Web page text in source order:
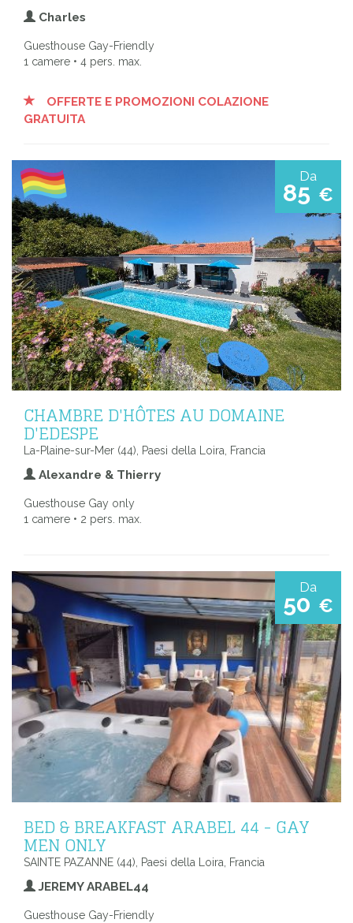
Charles
Guesthouse Gay-Friendly
1 camere • 4 pers. max.
OFFERTE E PROMOZIONI COLAZIONE
GRATUITA
Da
85 €
CHAMBRE D'HÔTES AU DOMAINE
D'EDESPE
La-Plaine-sur-Mer (44), Paesi della Loira, Francia
Alexandre & Thierry
Guesthouse Gay only
1 camere • 2 pers. max.
Da
50 €
BED & BREAKFAST ARABEL 44 - GAY
MEN ONLY
SAINTE PAZANNE (44), Paesi della Loira, Francia
JEREMY ARABEL44
Guesthouse Gay-Friendly